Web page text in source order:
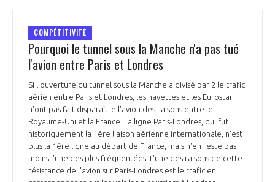
COMPÉTITIVITÉ
Pourquoi le tunnel sous la Manche n'a pas tué
l'avion entre Paris et Londres
Si l'ouverture du tunnel sous la Manche a divisé par 2 le trafic
aérien entre Paris et Londres, les navettes et les Eurostar
n'ont pas fait disparaître l'avion des liaisons entre le
Royaume-Uni et la France. La ligne Paris-Londres, qui fut
historiquement la 1ère liaison aérienne internationale, n'est
plus la 1ère ligne au départ de France, mais n'en reste pas
moins l'une des plus fréquentées. L'une des raisons de cette
résistance de l'avion sur Paris-Londres est le trafic en